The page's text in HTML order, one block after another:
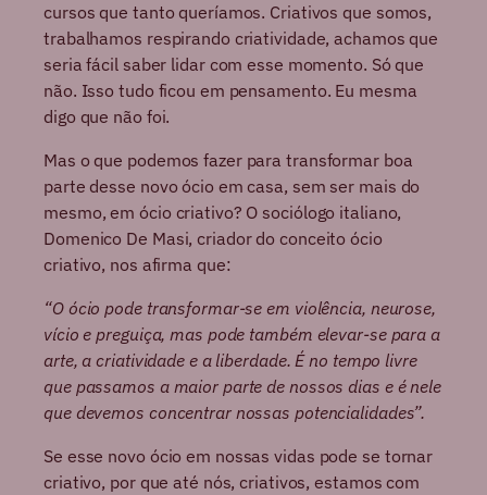
cursos que tanto queríamos. Criativos que somos,
trabalhamos respirando criatividade, achamos que
seria fácil saber lidar com esse momento. Só que
não. Isso tudo ficou em pensamento. Eu mesma
digo que não foi.
Mas o que podemos fazer para transformar boa
parte desse novo ócio em casa, sem ser mais do
mesmo, em ócio criativo? O sociólogo italiano,
Domenico De Masi, criador do conceito ócio
criativo, nos afirma que:
“O ócio pode transformar-se em violência, neurose,
vício e preguiça, mas pode também elevar-se para a
arte, a criatividade e a liberdade. É no tempo livre
que passamos a maior parte de nossos dias e é nele
que devemos concentrar nossas potencialidades”.
Se esse novo ócio em nossas vidas pode se tornar
criativo, por que até nós, criativos, estamos com